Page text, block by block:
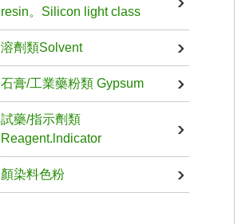
resin。Silicon light class
溶劑類Solvent
石膏/工業藥粉類 Gypsum
試藥/指示劑類
Reagent.lndicator
顏染料色粉